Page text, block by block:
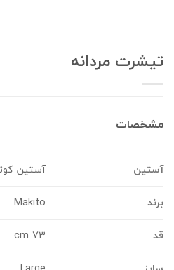
تیشرت مردانه
مشخصات
آستین
آستین کوتاه
برند
Makito
73 cm